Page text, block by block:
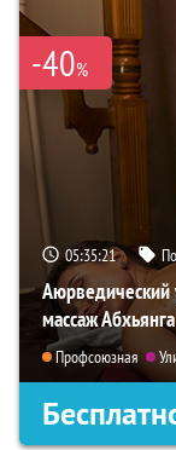
-40%
05:35:19
Аюрведический
массаж
Профсоюзная